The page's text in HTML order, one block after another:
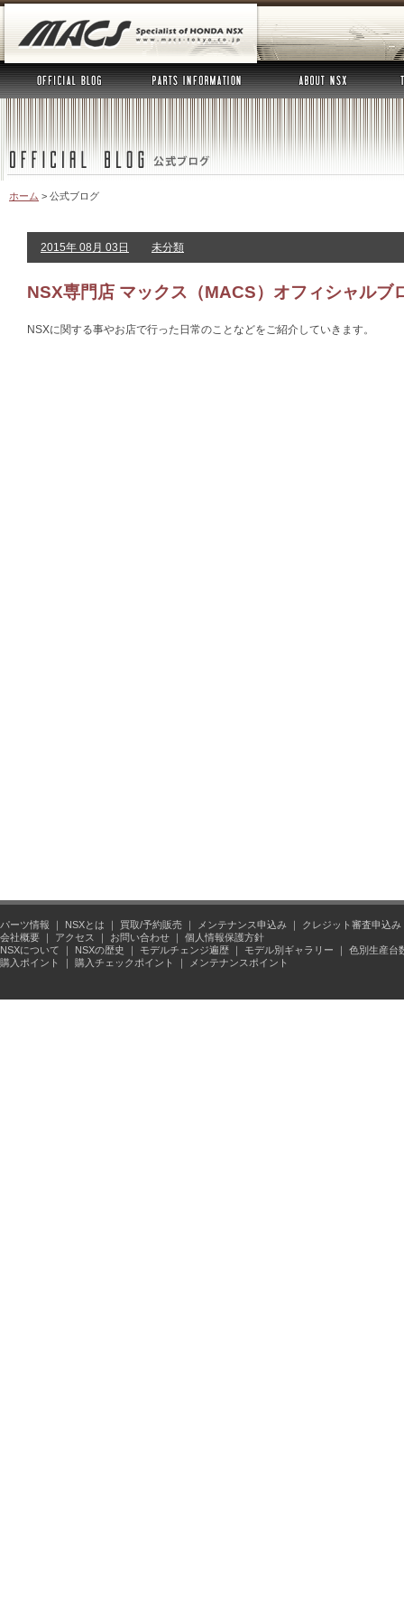
ホーム > 公式ブログ
2015年 08月 03日 未分類
NSX専門店 マックス（MACS）オフィシャルブ
NSXに関する事やお店で行った日常のことなどをご紹介していきます。
パーツ情報 ｜ NSXとは ｜ 買取/予約販売 ｜ メンテナンス申込み ｜ クレジット審査申込み
会社概要 ｜ アクセス ｜ お問い合わせ ｜ 個人情報保護方針
NSXについて ｜ NSXの歴史 ｜ モデルチェンジ遍歴 ｜ モデル別ギャラリー ｜ 色別生産台
購入ポイント
｜ 購入チェックポイント ｜ メンテナンスポイント